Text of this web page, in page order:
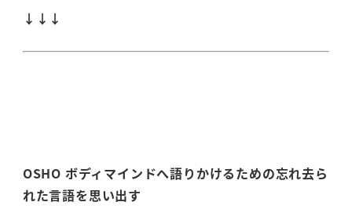
↓↓↓
OSHO ボディマインドへ語りかけるための忘れ去ら
れた言語を思い出す